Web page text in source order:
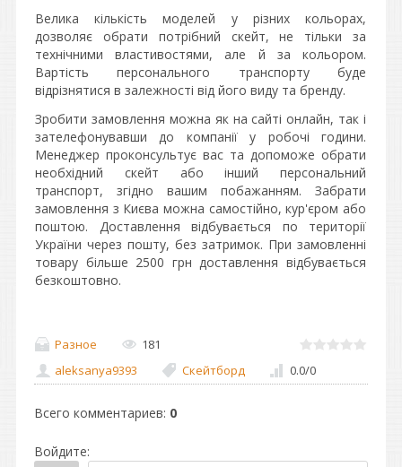
Велика кількість моделей у різних кольорах,
дозволяє обрати потрібний скейт, не тільки за
технічними властивостями, але й за кольором.
Вартість персонального транспорту буде
відрізнятися в залежності від його виду та бренду.
Зробити замовлення можна як на сайті онлайн, так і
зателефонувавши до компанії у робочі години.
Менеджер проконсультує вас та допоможе обрати
необхідний скейт або інший персональний
транспорт, згідно вашим побажанням. Забрати
замовлення з Києва можна самостійно, кур'єром або
поштою. Доставлення відбувається по території
України через пошту, без затримок. При замовленні
товару більше 2500 грн доставлення відбувається
безкоштовно.
Разное
181
aleksanya9393
Скейтборд 0.0/0
Всего комментариев: 0
Войдите: